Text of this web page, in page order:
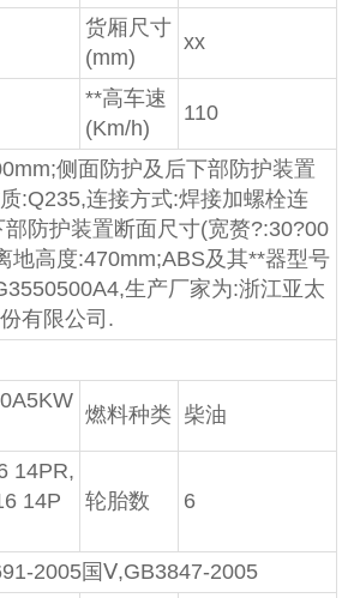
货厢尺寸
(mm)
xx
**高车速
(Km/h)
110
侧面防护及后下部防护装置
:Q235,连接方式:焊接加螺栓连
部防护装置断面尺寸(宽赘?:30?00
地高度:470mm;ABS及其**器型号
生产厂家为:浙江亚太
有限公司.
燃料种类 柴油
14PR,
14P
轮胎数 6
2005国Ⅴ,GB3847-2005